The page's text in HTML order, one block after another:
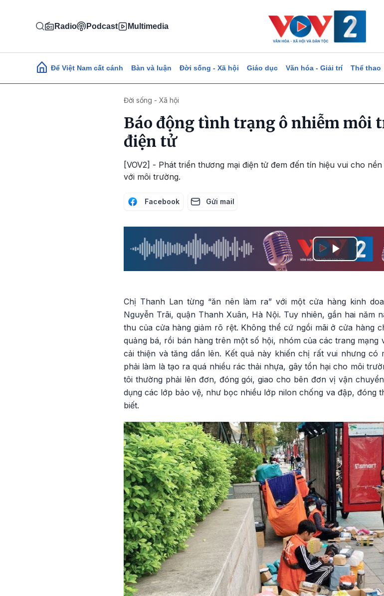
Radio Podcast Multimedia
Main navigation
Để Việt Nam cất cánh Bàn và luận Đời sống - Xã hội Giáo dục Văn hóa - Giải trí Thể thao
Đời sống - Xã hội
Báo động tình trạng ô nhiễm môi
điện tử
[VOV2] - Phát triển thương mại điện tử đem đến tín hiệu vui cho
với môi trường.
Facebook Gửi mail
Play
Chị Thanh Lan từng “ăn nên làm ra” với một cửa hàng kinh
Nguyễn Trãi, quận Thanh Xuân, Hà Nội. Tuy nhiên, gần hai năm
thu của cửa hàng giảm rõ rệt. Không thể cứ ngồi mãi ở cửa hàng
quảng bá, rồi bán hàng trên một số hội, nhóm của các trang mạng
cải thiện và tăng dần lên. Kết quả này khiến chị rất vui nhưng
phải làm là tạo ra quá nhiều rác thải nhựa, gây tổn hại cho môi
tôi thường phải lên đơn, đóng gói, giao cho bên đơn vị vận
dụng các lớp bảo vệ, như bọc nhiều lớp nilon chống va đập, đóng
biết.